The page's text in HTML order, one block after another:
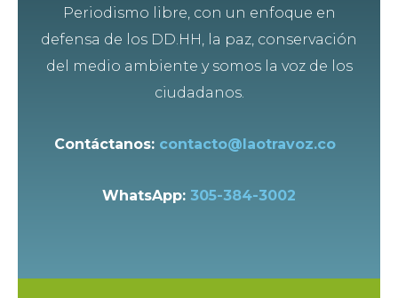
Periodismo libre, con un enfoque en
defensa de los DD.HH, la paz, conservación
del medio ambiente y somos la voz de los
ciudadanos.
Contáctanos: contacto@laotravoz.co
WhatsApp: 305-384-3002